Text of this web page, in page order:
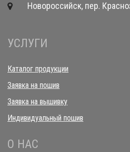
Новороссийск, пер.
УСЛУГИ
Каталог продукции
Заявка на пошив
Заявка на вышивку
Индивидуальный пошив
О НАС